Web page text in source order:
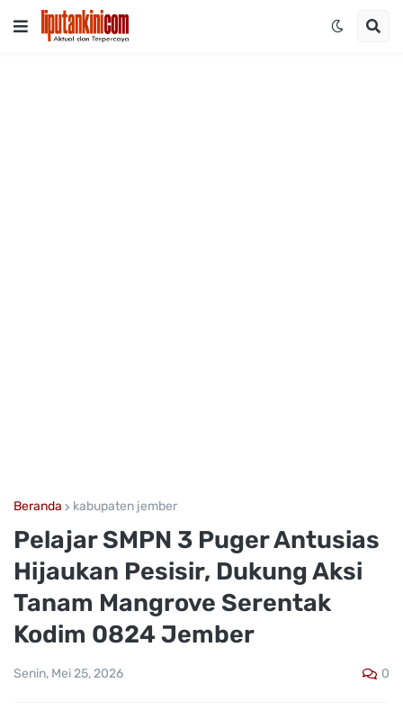
Beranda kabupaten jember
Pelajar SMPN 3 Puger Antusias
Hijaukan Pesisir, Dukung Aksi
Tanam Mangrove Serentak
Kodim 0824 Jember
Senin, Mei 25, 2026 0